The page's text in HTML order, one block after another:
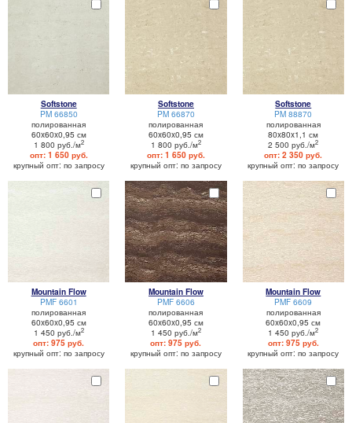
Softstone
PM 66850
полированная
60x60x0,95 см
1 800 руб./м2
опт: 1 650 руб.
крупный опт: по запросу
Softstone
PM 66870
полированная
60x60x0,95 см
1 800 руб./м2
опт: 1 650 руб.
крупный опт: по запросу
Softstone
PM 88870
полированная
80x80x1,1 см
2 500 руб./м2
опт: 2 350 руб.
крупный опт: по запросу
Mountain Flow
PMF 6601
полированная
60x60x0,95 см
1 450 руб./м2
опт: 975 руб.
крупный опт: по запросу
Mountain Flow
PMF 6606
полированная
60x60x0,95 см
1 450 руб./м2
опт: 975 руб.
крупный опт: по запросу
Mountain Flow
PMF 6609
полированная
60x60x0,95 см
1 450 руб./м2
опт: 975 руб.
крупный опт: по запросу